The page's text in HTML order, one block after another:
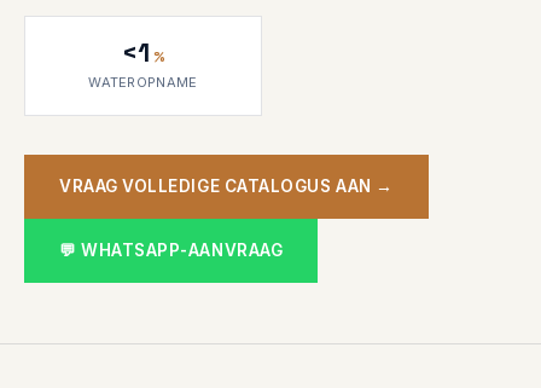
<1 %
WATEROPNAME
VRAAG VOLLEDIGE CATALOGUS AAN →
💬 WHATSAPP-AANVRAAG